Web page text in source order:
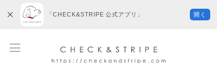
「CHECK&STRIPE 公式アプリ」 開く